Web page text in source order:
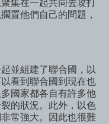
集在一起共同去攻打
置他們自己的問題，
並組建了聯合國，以
看到聯合國到現在也
國家都各自有許多他
的狀況。此外，以色
常強大。因此也很難